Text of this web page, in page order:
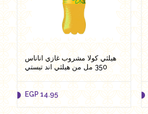
هيلثي كولا مشروب غازي اناناس
350 مل من هيلثي اند تيستي
EGP14.95